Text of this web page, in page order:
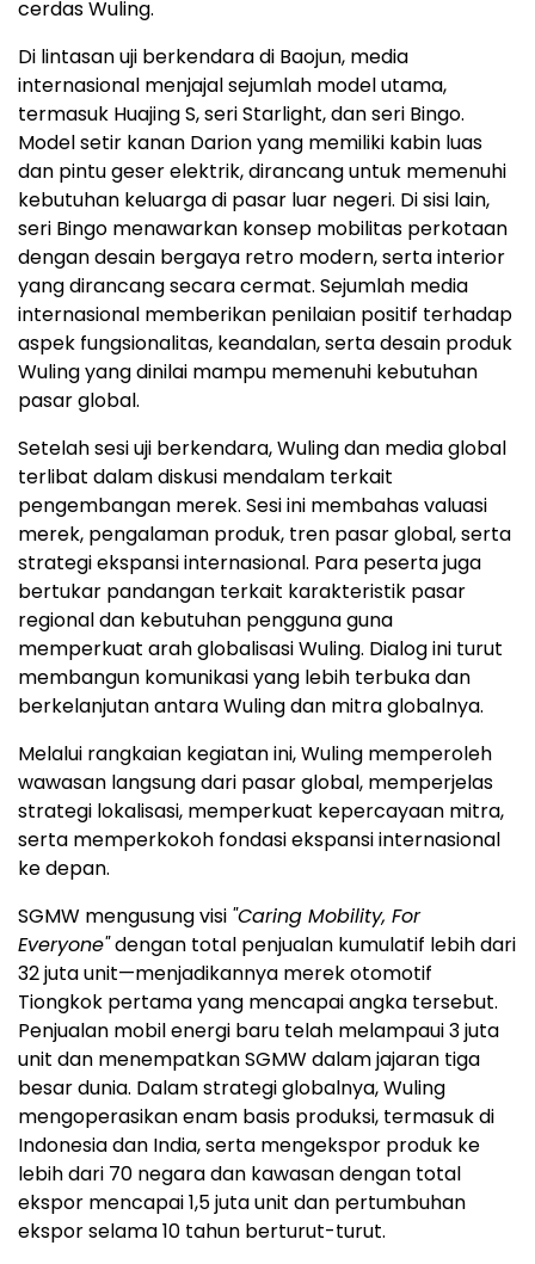
cerdas Wuling.
Di lintasan uji berkendara di Baojun, media
internasional menjajal sejumlah model utama,
termasuk Huajing S, seri Starlight, dan seri Bingo.
Model setir kanan Darion yang memiliki kabin luas
dan pintu geser elektrik, dirancang untuk memenuhi
kebutuhan keluarga di pasar luar negeri. Di sisi lain,
seri Bingo menawarkan konsep mobilitas perkotaan
dengan desain bergaya retro modern, serta interior
yang dirancang secara cermat. Sejumlah media
internasional memberikan penilaian positif terhadap
aspek fungsionalitas, keandalan, serta desain produk
Wuling yang dinilai mampu memenuhi kebutuhan
pasar global.
Setelah sesi uji berkendara, Wuling dan media global
terlibat dalam diskusi mendalam terkait
pengembangan merek. Sesi ini membahas valuasi
merek, pengalaman produk, tren pasar global, serta
strategi ekspansi internasional. Para peserta juga
bertukar pandangan terkait karakteristik pasar
regional dan kebutuhan pengguna guna
memperkuat arah globalisasi Wuling. Dialog ini turut
membangun komunikasi yang lebih terbuka dan
berkelanjutan antara Wuling dan mitra globalnya.
Melalui rangkaian kegiatan ini, Wuling memperoleh
wawasan langsung dari pasar global, memperjelas
strategi lokalisasi, memperkuat kepercayaan mitra,
serta memperkokoh fondasi ekspansi internasional
ke depan.
SGMW mengusung visi "Caring Mobility, For
Everyone"dengan total penjualan kumulatif lebih dari
32 juta unit—menjadikannya merek otomotif
Tiongkok pertama yang mencapai angka tersebut.
Penjualan mobil energi baru telah melampaui 3 juta
unit dan menempatkan SGMW dalam jajaran tiga
besar dunia. Dalam strategi globalnya, Wuling
mengoperasikan enam basis produksi, termasuk di
Indonesia dan India, serta mengekspor produk ke
lebih dari 70 negara dan kawasan dengan total
ekspor mencapai 1,5 juta unit dan pertumbuhan
ekspor selama 10 tahun berturut-turut.